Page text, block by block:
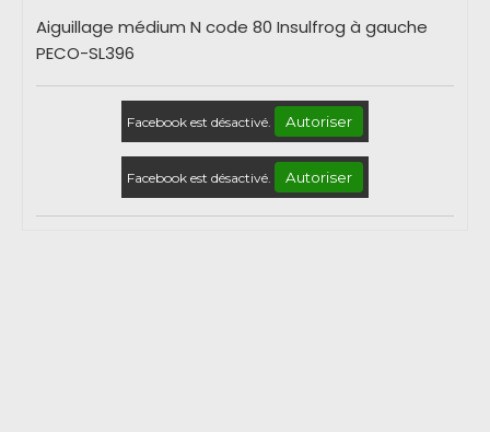
Aiguillage médium N code 80 Insulfrog à gauche
PECO-SL396
Facebook est désactivé. Autoriser
Facebook est désactivé. Autoriser